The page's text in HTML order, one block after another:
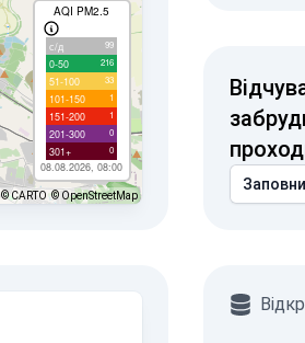
AQI PM2.5
с/д 99
0-50 216
51-100 33
101-150 1
151-200 1
201-300 0
301+ 0
08.08.2026, 08:00
© CARTO © OpenStreetMap